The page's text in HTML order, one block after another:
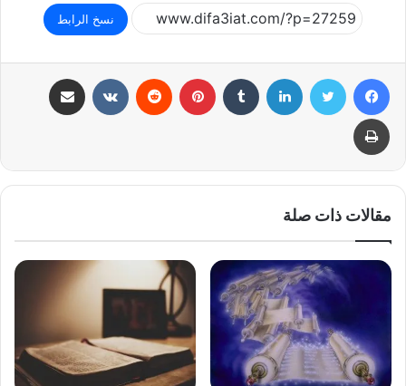
نسخ الرابط
فيسبوك تويتر لينكدإن بينتيريست
طباعة
مقالات ذات صلة